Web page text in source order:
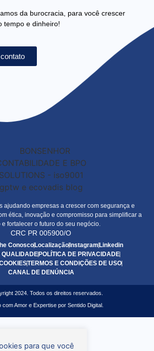
da burocracia, para você crescer
tempo e dinheiro!
ajudando empresas a crescer com segurança e
ética, inovação e compromisso para simplificar a
e fortalecer o futuro do seu negócio.
CRC PR 005900/O
Conosco Localização Instagram Linkedin
QUALIDADE POLÍTICA DE PRIVACIDADE
TERMOS E CONDIÇÕES DE USO
CANAL DE DENÚNCIA
2024. Todos os direitos reservados.
com Amor e Expertise por Sentido Digital.
para que você